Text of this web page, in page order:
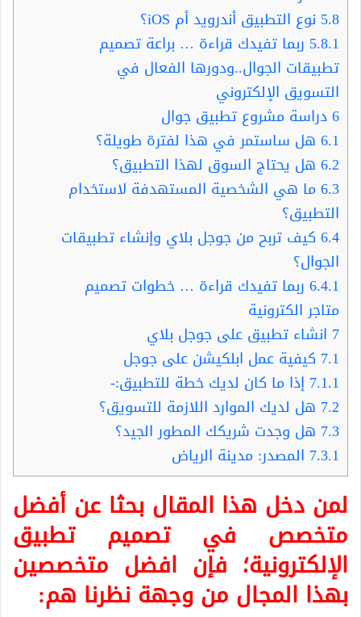
5.8 نوع التطبيق أندرويد أم iOS؟
5.8.1 ربما تفيدك قراءة … براعة تصميم
تطبيقات الجوال..ودورها الفعال في
التسويق الإلكتروني
6دراسة مشروع تطبيق جوال
6.1 هل ساستمر في هذا لفترة طويلة؟
6.2 هل يحتاج السوق لهذا التطبيق؟
6.3ما هي الشخصية المستهدفة لاستخدام
التطبيق؟
6.4 كيف تربح من جوجل بلاي وإنشاء تطبيقات
الجوال؟
6.4.1 ربما تفيدك قراءة … خطوات تصميم
متاجر الكترونية
7 انشاء تطبيق على جوجل بلاي
7.1 كيفية عمل ابلكيشن على جوجل
7.1.1 إذا ما كان لديك خطة للتطبيق:-
7.2 هل لديك الموارد اللازمة للتسويق؟
7.3 هل وجدت شريكك المطور الجيد؟
7.3.1 المصدر: مدينة الرياض
لمن دخل هذا المقال بحثا عن أفضل
متخصص في تصميم تطبيق
الإلكترونية؛ فإن افضل متخصصين
بهذا المجال من وجهة نظرنا هم: